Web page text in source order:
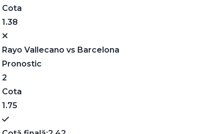
Cota
1.38
Rayo Vallecano vs Barcelona
Pronostic
2
Cota
1.75